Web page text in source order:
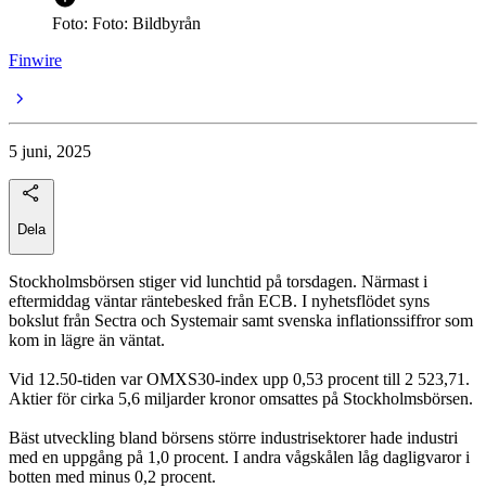
Foto: Foto: Bildbyrån
Finwire
5 juni, 2025
Dela
Stockholmsbörsen stiger vid lunchtid på torsdagen. Närmast i
eftermiddag väntar räntebesked från ECB. I nyhetsflödet syns
bokslut från Sectra och Systemair samt svenska inflationssiffror som
kom in lägre än väntat.
Vid 12.50-tiden var OMXS30-index upp 0,53 procent till 2 523,71.
Aktier för cirka 5,6 miljarder kronor omsattes på Stockholmsbörsen.
Bäst utveckling bland börsens större industrisektorer hade industri
med en uppgång på 1,0 procent. I andra vågskålen låg dagligvaror i
botten med minus 0,2 procent.